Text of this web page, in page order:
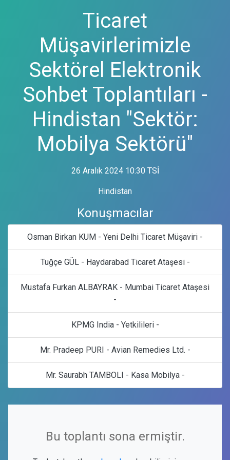
Ticaret
Müşavirlerimizle
Sektörel Elektronik
Sohbet Toplantıları -
Hindistan "Sektör:
Mobilya Sektörü"
26 Aralık 2024 10:30 TSİ
Hindistan
Konuşmacılar
Osman Birkan KUM - Yeni Delhi Ticaret Müşaviri -
Tuğçe GÜL - Haydarabad Ticaret Ataşesi -
Mustafa Furkan ALBAYRAK - Mumbai Ticaret Ataşesi
-
KPMG India - Yetkilileri -
Mr. Pradeep PURI - Avian Remedies Ltd. -
Mr. Saurabh TAMBOLI - Kasa Mobilya -
Bu toplantı sona ermiştir.